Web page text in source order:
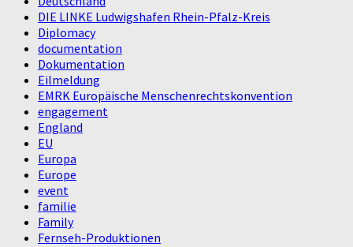
DIE LINKE Ludwigshafen Rhein-Pfalz-Kreis
Diplomacy
documentation
Dokumentation
Eilmeldung
EMRK Europäische Menschenrechtskonvention
engagement
England
EU
Europa
Europe
event
familie
Family
Fernseh-Produktionen